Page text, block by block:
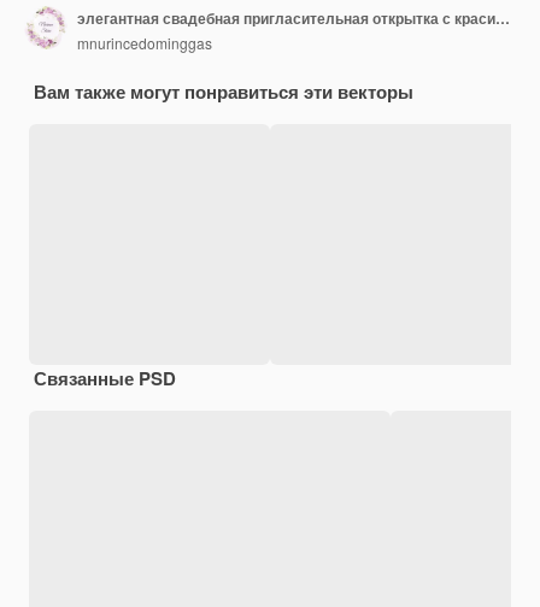
элегантная свадебная пригласительная открытка с красивым цветочным узором и листьями
mnurincedominggas
Вам также могут понравиться эти векторы
Связанные PSD